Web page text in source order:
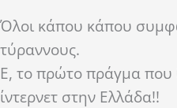
Όλοι κάπου κάπου
τύραννους.
Ε, το πρώτο πράγμα που
ίντερνετ στην Ελλάδα!!